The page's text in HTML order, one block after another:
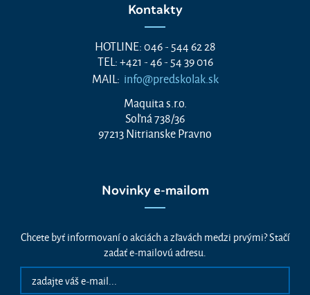
Kontakty
HOTLINE: 046 - 544 62 28
TEL: +421 - 46 - 54 39 016
MAIL: info@predskolak.sk
Maquita s.r.o.
Soľná 738/36
97213 Nitrianske Pravno
Novinky e-mailom
Chcete byť informovaní o akciách a zľavách medzi prvými? Stačí
zadať e-mailovú adresu.